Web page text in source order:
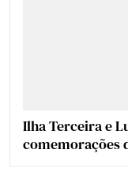
Ilha Terceira e
comemorações